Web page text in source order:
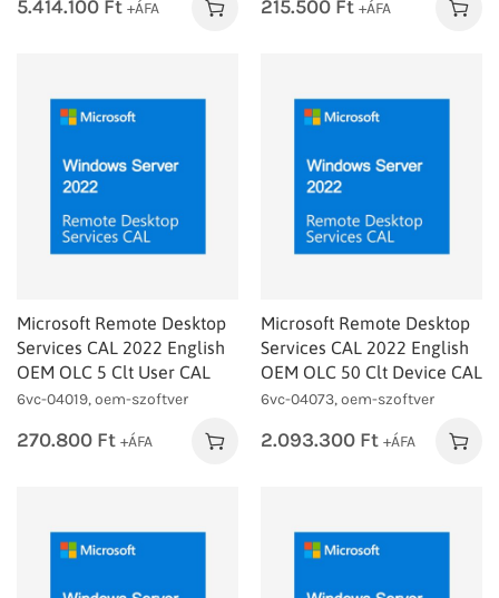
5.414.100 Ft +ÁFA 215.500 Ft +ÁFA
Microsoft Remote Desktop
Services CAL 2022 English
OEM OLC 5 Clt User CAL
6vc-04019, oem-szoftver
270.800 Ft +ÁFA
Microsoft Remote Desktop
Services CAL 2022 English
OEM OLC 50 Clt Device CAL
6vc-04073, oem-szoftver
2.093.300 Ft +ÁFA